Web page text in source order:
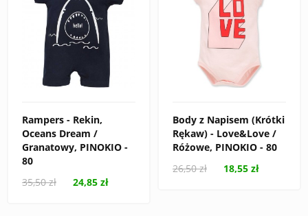
Rampers - Rekin,
Oceans Dream /
Granatowy, PINOKIO -
80
35,50 zł
24,85 zł
Body z Napisem (Krótki
Rękaw) - Love&Love /
Różowe, PINOKIO - 80
26,50 zł
18,55 zł